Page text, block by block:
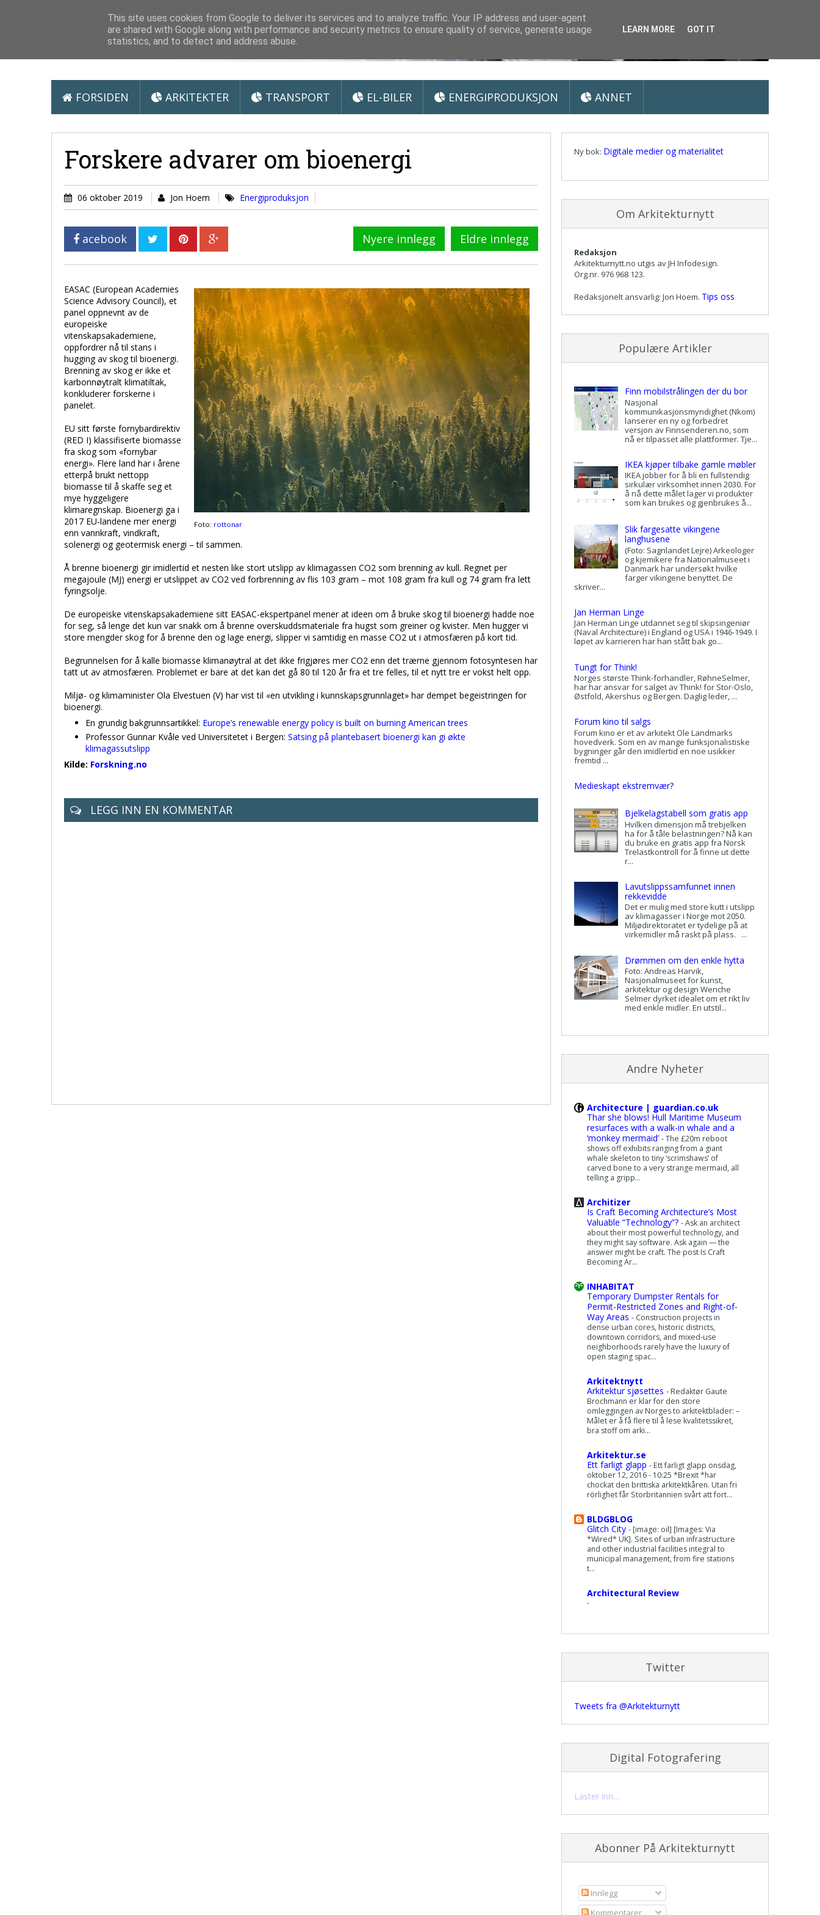
Arkitektur & Miljøteknologi
FORSIDEN ARKITEKTER TRANSPORT EL-BILER ENERGIPRODUKSJON ANNET
Forskere advarer om bioenergi
06 oktober 2019 Jon Hoem Energiproduksjon
acebook Nyere innlegg Eldre innlegg
Foto: rottonar
EASAC (European Academies
Science Advisory Council), et
panel oppnevnt av de
europeiske
vitenskapsakademiene,
oppfordrer nå til stans i
hugging av skog til bioenergi.
Brenning av skog er ikke et
karbonnøytralt klimatiltak,
konkluderer forskerne i
panelet.
EU sitt første fornybardirektiv
(RED I) klassifiserte biomasse
fra skog som «fornybar
energi». Flere land har i årene
etterpå brukt nettopp
biomasse til å skaffe seg et
mye hyggeligere
klimaregnskap. Bioenergi ga i
2017 EU-landene mer energi
enn vannkraft, vindkraft,
solenergi og geotermisk energi – til sammen.
Å brenne bioenergi gir imidlertid et nesten like stort utslipp av klimagassen CO2 som brenning av kull. Regnet per
megajoule (MJ) energi er utslippet av CO2 ved forbrenning av flis 103 gram – mot 108 gram fra kull og 74 gram fra lett
fyringsolje.
De europeiske vitenskapsakademiene sitt EASAC-ekspertpanel mener at ideen om å bruke skog til bioenergi hadde noe
for seg, så lenge det kun var snakk om å brenne overskuddsmateriale fra hugst som greiner og kvister. Men hugger vi
store mengder skog for å brenne den og lage energi, slipper vi samtidig en masse CO2 ut i atmosfæren på kort tid.
Begrunnelsen for å kalle biomasse klimanøytral at det ikke frigjøres mer CO2 enn det trærne gjennom fotosyntesen har
tatt ut av atmosfæren. Problemet er bare at det kan det gå 80 til 120 år fra et tre felles, til et nytt tre er vokst helt opp.
Miljø- og klimaminister Ola Elvestuen (V) har vist til «en utvikling i kunnskapsgrunnlaget» har dempet begeistringen for
bioenergi.
En grundig bakgrunnsartikkel: Europe’s renewable energy policy is built on burning American trees
Professor Gunnar Kvåle ved Universitetet i Bergen: Satsing på plantebasert bioenergi kan gi økte
klimagassutslipp
Kilde: Forskning.no
LEGG INN EN KOMMENTAR
Ny bok: Digitale medier og materialitet
Om Arkitekturnytt
Redaksjon
Arkitekturnytt.no utgis av JH Infodesign.
Org.nr. 976 968 123.
Redaksjonelt ansvarlig: Jon Hoem. Tips oss
Populære Artikler
Finn mobilstrålingen der du bor
Nasjonal
kommunikasjonsmyndighet (Nkom)
lanserer en ny og forbedret
versjon av Finnsenderen.no, som
nå er tilpasset alle plattformer. Tje...
IKEA kjøper tilbake gamle møbler
IKEA jobber for å bli en fullstendig
sirkulær virksomhet innen 2030. For
å nå dette målet lager vi produkter
som kan brukes og gjenbrukes å...
Slik fargesatte vikingene
langhusene
(Foto: Sagnlandet Lejre) Arkeologer
og kjemikere fra Nationalmuseet i
Danmark har undersøkt hvilke
farger vikingene benyttet. De
skriver...
Jan Herman Linge
Jan Herman Linge utdannet seg til skipsingeniør
(Naval Architecture) i England og USA i 1946-1949. I
løpet av karrieren har han stått bak go...
Tungt for Think!
Norges største Think-forhandler, RøhneSelmer,
har har ansvar for salget av Think! for Stor-Oslo,
Østfold, Akershus og Bergen. Daglig leder, ...
Forum kino til salgs
Forum kino er et av arkitekt Ole Landmarks
hovedverk. Som en av mange funksjonalistiske
bygninger går den imidlertid en noe usikker
fremtid ...
Medieskapt ekstremvær?
Bjelkelagstabell som gratis app
Hvilken dimensjon må trebjelken
ha for å tåle belastningen? Nå kan
du bruke en gratis app fra Norsk
Trelastkontroll for å finne ut dette
r...
Lavutslippssamfunnet innen
rekkevidde
Det er mulig med store kutt i utslipp
av klimagasser i Norge mot 2050.
Miljødirektoratet er tydelige på at
virkemidler må raskt på plass. ...
Drømmen om den enkle hytta
Foto: Andreas Harvik,
Nasjonalmuseet for kunst,
arkitektur og design Wenche
Selmer dyrket idealet om et rikt liv
med enkle midler. En utstil...
Andre Nyheter
Architecture | guardian.co.uk
Thar she blows! Hull Maritime Museum
resurfaces with a walk-in whale and a
‘monkey mermaid’ -The £20m reboot
shows off exhibits ranging from a giant
whale skeleton to tiny ‘scrimshaws’ of
carved bone to a very strange mermaid, all
telling a gripp...
Architizer
Is Craft Becoming Architecture’s Most
Valuable “Technology”? -Ask an architect
about their most powerful technology, and
they might say software. Ask again — the
answer might be craft. The post Is Craft
Becoming Ar...
INHABITAT
Temporary Dumpster Rentals for
Permit-Restricted Zones and Right-of-
Way Areas - Construction projects in
dense urban cores, historic districts,
downtown corridors, and mixed-use
neighborhoods rarely have the luxury of
open staging spac...
Arkitektnytt
Arkitektur sjøsettes - Redaktør Gaute
Brochmann er klar for den store
omleggingen av Norges to arkitektblader: –
Målet er å få flere til å lese kvalitetssikret,
bra stoff om arki...
Arkitektur.se
Ett farligt glapp - Ett farligt glapp onsdag,
oktober 12, 2016 - 10:25 *Brexit *har
chockat den brittiska arkitektkåren. Utan fri
rörlighet får Storbritannien svårt att fort...
BLDGBLOG
Glitch City - [image: oil] [Images: Via
*Wired* UK]. Sites of urban infrastructure
and other industrial facilities integral to
municipal management, from fire stations
t...
Architectural Review
-
Twitter
Tweets fra @Arkitekturnytt
Digital Fotografering
Laster inn...
Abonner På Arkitekturnytt
Innlegg
Kommentarer
This site uses cookies from Google to deliver its services and to analyze traffic. Your IP address and user-agent
are shared with Google along with performance and security metrics to ensure quality of service, generate usage
statistics, and to detect and address abuse.
LEARN MORE GOT IT